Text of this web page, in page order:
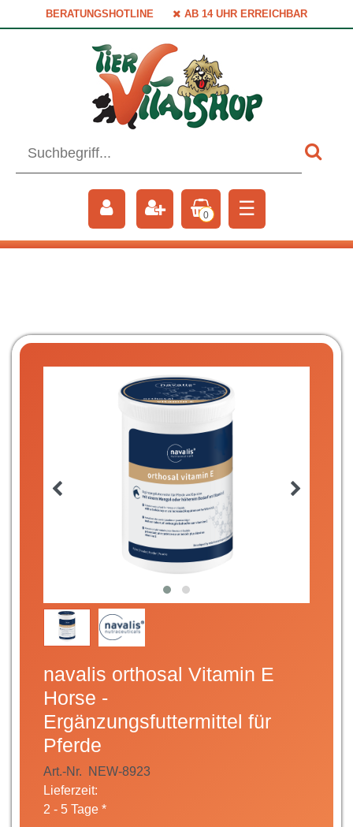
BERATUNGSHOTLINE AB 14 UHR ERREICHBAR
0 ☰
navalis orthosal Vitamin E
Horse -
Ergänzungsfuttermittel für
Pferde
Art.-Nr.
NEW-8923
Lieferzeit:
2 - 5 Tage *